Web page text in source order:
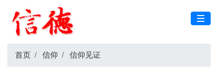
首页 信仰 信仰见证